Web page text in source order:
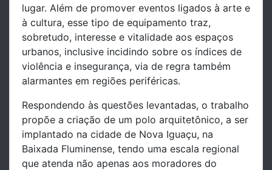
lugar. Além de promover eventos ligados à arte e
à cultura, esse tipo de equipamento traz,
sobretudo, interesse e vitalidade aos espaços
urbanos, inclusive incidindo sobre os índices de
violência e insegurança, via de regra também
alarmantes em regiões periféricas.
Respondendo às questões levantadas, o trabalho
propõe a criação de um polo arquitetônico, a ser
implantado na cidade de Nova Iguaçu, na
Baixada Fluminense, tendo uma escala regional
que atenda não apenas aos moradores do